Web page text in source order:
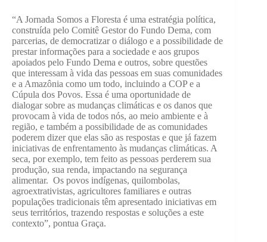
“A Jornada Somos a Floresta é uma estratégia política,
construída pelo Comitê Gestor do Fundo Dema, com
parcerias, de democratizar o diálogo e a possibilidade de
prestar informações para a sociedade e aos grupos
apoiados pelo Fundo Dema e outros, sobre questões
que interessam à vida das pessoas em suas comunidades
e a Amazônia como um todo, incluindo a COP e a
Cúpula dos Povos. Essa é uma oportunidade de
dialogar sobre as mudanças climáticas e os danos que
provocam à vida de todos nós, ao meio ambiente e à
região, e também a possibilidade de as comunidades
poderem dizer que elas são as respostas e que já fazem
iniciativas de enfrentamento às mudanças climáticas. A
seca, por exemplo, tem feito as pessoas perderem sua
produção, sua renda, impactando na segurança
alimentar. Os povos indígenas, quilombolas,
agroextrativistas, agricultores familiares e outras
populações tradicionais têm apresentado iniciativas em
seus territórios, trazendo respostas e soluções a este
contexto”, pontua Graça.